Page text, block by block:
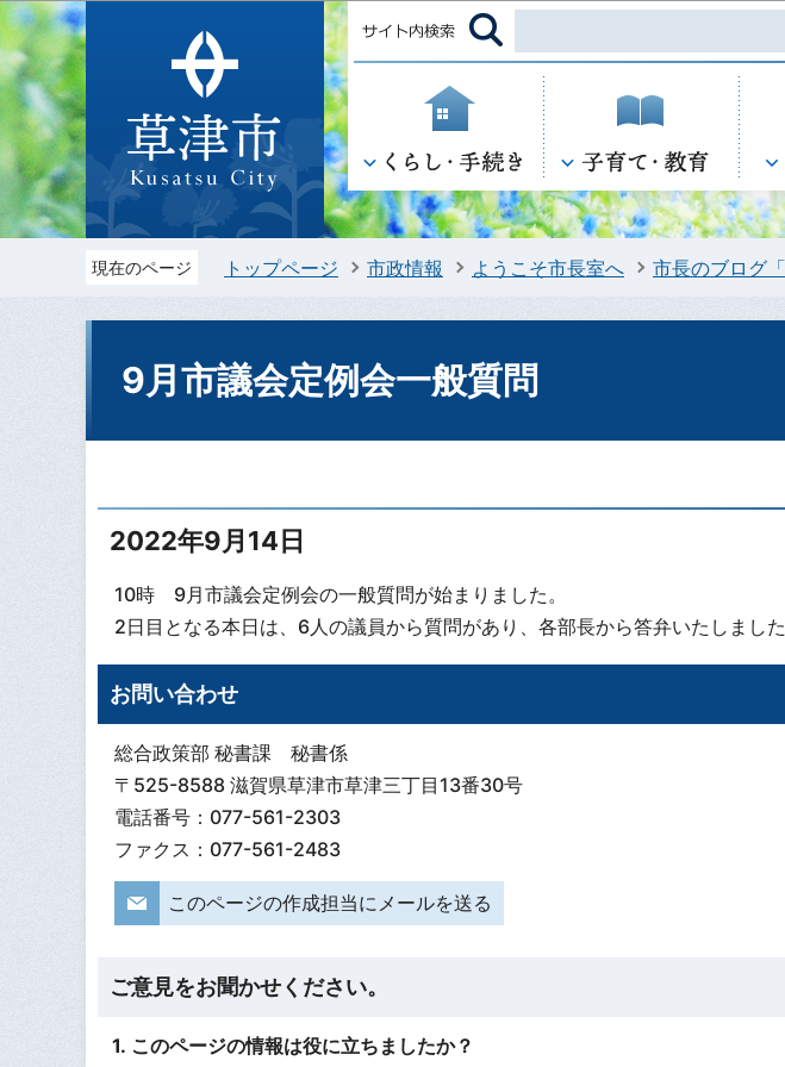
このペー
現在のページ トップページ 市政情報 ようこそ市長室へ 市長のブログ
9月市議会定例会一般質問
2022年9月14日
10時 9月市議会定例会の一般質問が始まりました。
2日目となる本日は、6人の議員から質問があり、各部長から答弁いたしました
お問い合わせ
総合政策部 秘書課 秘書係
〒525-8588 滋賀県草津市草津三丁目13番30号
電話番号：077-561-2303
ファクス：077-561-2483
このページの作成担当にメールを送る
ご意見をお聞かせください。
1. このページの情報は役に立ちましたか？